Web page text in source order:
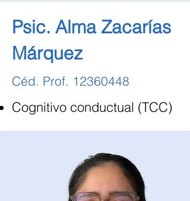
Psic. Alma Zacarías
Márquez
Céd. Prof. 12360448
Cognitivo conductual (TCC)